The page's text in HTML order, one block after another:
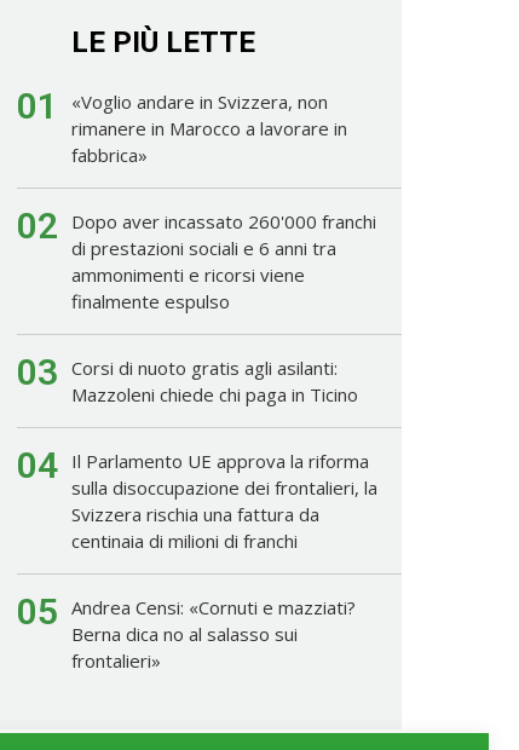
LE PIÙ LETTE
01
«Voglio andare in Svizzera, non
rimanere in Marocco a lavorare in
fabbrica»
02
Dopo aver incassato 260'000 franchi
di prestazioni sociali e 6 anni tra
ammonimenti e ricorsi viene
finalmente espulso
03 Corsi di nuoto gratis agli asilanti:
Mazzoleni chiede chi paga in Ticino
04
Il Parlamento UE approva la riforma
sulla disoccupazione dei frontalieri, la
Svizzera rischia una fattura da
centinaia di milioni di franchi
05 Andrea Censi: «Cornuti e mazziati?
Berna dica no al salasso sui
frontalieri»